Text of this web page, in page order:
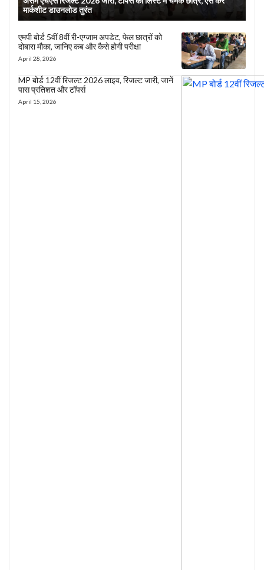
मार्कशीट डाउनलोड तुरंत
एमपी बोर्ड 5वीं 8वीं री-एग्जाम अपडेट, फेल छात्रों को
दोबारा मौका, जानिए कब और कैसे होगी परीक्षा
April 28, 2026
MP बोर्ड 12वीं रिजल्ट 2026 लाइव, रिजल्ट जारी, जानें
पास प्रतिशत और टॉपर्स
April 15, 2026